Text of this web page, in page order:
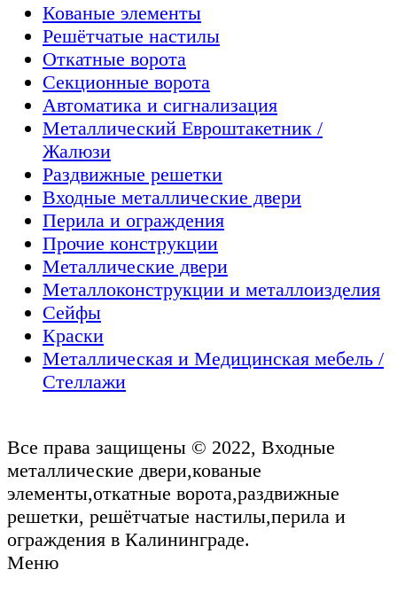
Кованые элементы
Решётчатые настилы
Откатные ворота
Секционные ворота
Автоматика и сигнализация
Металлический Евроштакетник /
Жалюзи
Раздвижные решетки
Входные металлические двери
Перила и ограждения
Прочие конструкции
Металлические двери
Металлоконструкции и металлоизделия
Сейфы
Краски
Металлическая и Медицинская мебель /
Стеллажи
Все права защищены © 2022, Входные
металлические двери,кованые
элементы,откатные ворота,раздвижные
решетки, решётчатые настилы,перила и
ограждения в Калининграде.
Меню